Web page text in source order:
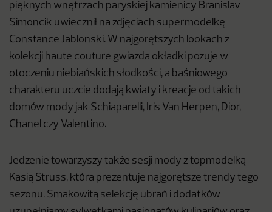
pięknych wnętrzach paryskiej kamienicy Branislav
Simoncik uwiecznił na zdjęciach supermodelkę
Constance Jablonski. W najgorętszych lookach z
kolekcji haute couture gwiazda okładki pozuje w
otoczeniu niebiańskich słodkości, a baśniowego
charakteru uczcie dodają kwiaty i kreacje od takich
domów mody jak Schiaparelli, Iris Van Herpen, Dior,
Chanel czy Valentino.
Jedzenie towarzyszy także sesji mody z topmodelką
Kasią Struss, która prezentuje najgorętsze trendy tego
sezonu. Smakowitą selekcję ubrań i dodatków